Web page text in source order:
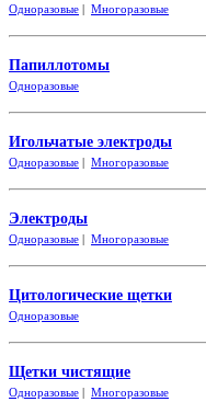
Одноразовые | Многоразовые
Папиллотомы
Одноразовые
Игольчатые электроды
Одноразовые | Многоразовые
Электроды
Одноразовые | Многоразовые
Цитологические щетки
Одноразовые
Щетки чистящие
Одноразовые | Многоразовые